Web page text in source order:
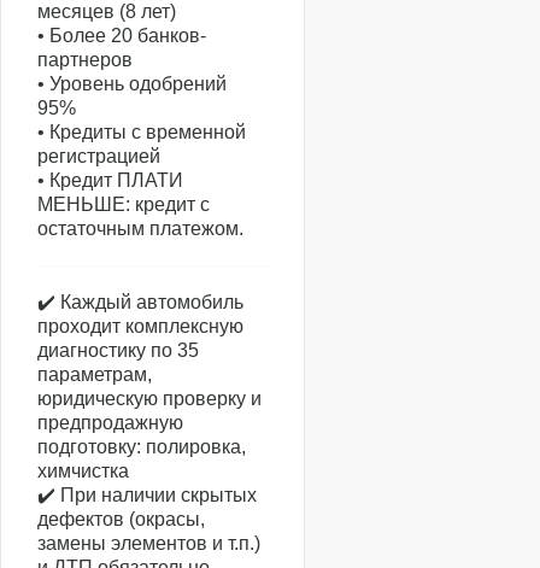
месяцев (8 лет)
• Более 20 банков-
партнеров
• Уровень одобрений
95%
• Кредиты с временной
регистрацией
• Кредит ПЛАТИ
МЕНЬШЕ: кредит с
остаточным платежом.
✔️ Каждый автомобиль
проходит комплексную
диагностику по 35
параметрам,
юридическую проверку и
предпродажную
подготовку: полировка,
химчистка
✔️ При наличии скрытых
дефектов (окрасы,
замены элементов и т.п.)